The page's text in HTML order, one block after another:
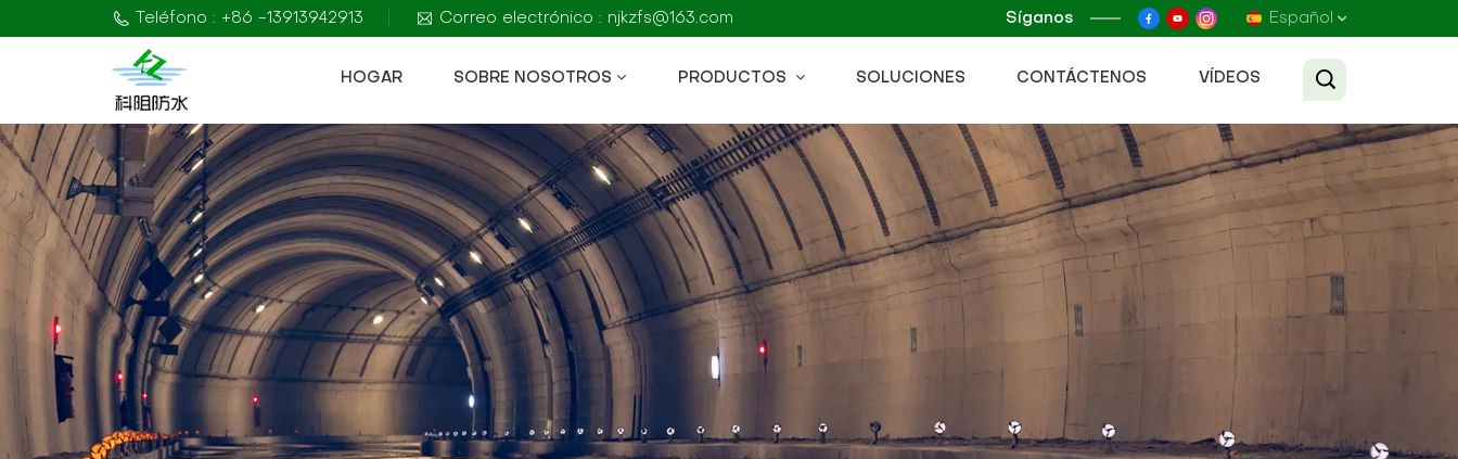
Teléfono : +86 -13913942913 Correo electrónico : njkzfs@163.com Síganos Español
Français
Русский
HOGAR SOBRE NOSOTROS PRODUCTOS SOLUCIONES CONTÁCTENOS VÍDEOS